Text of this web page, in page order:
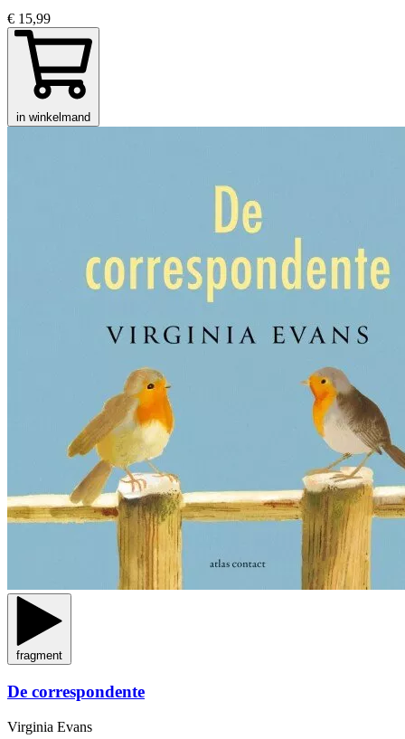
€ 15,99
in winkelmand
fragment
De correspondente
Virginia Evans